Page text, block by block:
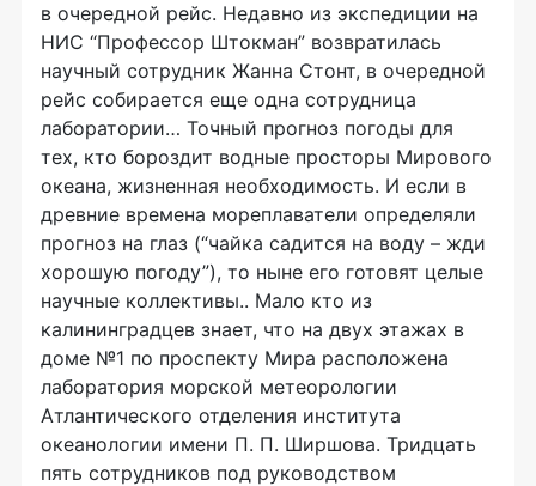
в очередной рейс. Недавно из экспедиции на
НИС “Профессор Штокман” возвратилась
научный сотрудник Жанна Стонт, в очередной
рейс собирается еще одна сотрудница
лаборатории… Точный прогноз погоды для
тех, кто бороздит водные просторы Мирового
океана, жизненная необходимость. И если в
древние времена мореплаватели определяли
прогноз на глаз (“чайка садится на воду – жди
хорошую погоду”), то ныне его готовят целые
научные коллективы.. Мало кто из
калининградцев знает, что на двух этажах в
доме №1 по проспекту Мира расположена
лаборатория морской метеорологии
Атлантического отделения института
океанологии имени П. П. Ширшова. Тридцать
пять сотрудников под руководством